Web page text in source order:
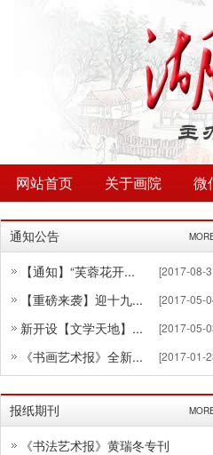
网站首页 关于画院 微
通知公告
【通知】“芙蓉花开... [2017-08-
【重磅来袭】迎十九... [2017-05-
新开设【文学天地】... [2017-05-
《书画艺术报》全新... [2017-01-
报纸期刊
《书法艺术报》黄瑞冬专刊